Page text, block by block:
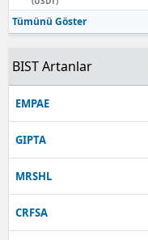
Tümünü Göster
BIST Artanlar
EMPAE
GIPTA
MRSHL
CRFSA